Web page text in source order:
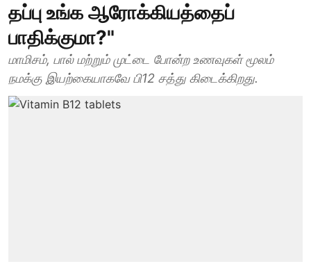
தப்பு உங்க ஆரோக்கியத்தைப்
பாதிக்குமா?"
மாமிசம், பால் மற்றும் முட்டை போன்ற உணவுகள் மூலம்
நமக்கு இயற்கையாகவே பி12 சத்து கிடைக்கிறது.